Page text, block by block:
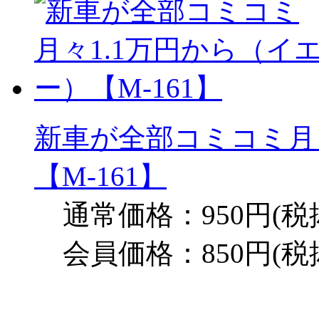
新車が全部コミコミ
【M-161】
通常価格：950円(税
会員価格：850円(税